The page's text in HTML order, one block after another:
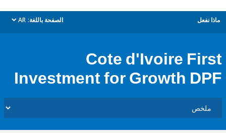
الصفحة باللغة: AR
dropdown
Cote d'Ivoire
Investment for Growth